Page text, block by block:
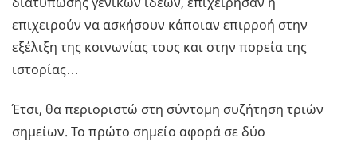
επιχειρούν να ασκήσουν κάποιαν επιρροή στην
εξέλιξη της κοινωνίας τους και στην πορεία της
ιστορίας…
Έτσι, θα περιοριστώ στη σύντομη συζήτηση τριών
σημείων. Το πρώτο σημείο αφορά σε δύο